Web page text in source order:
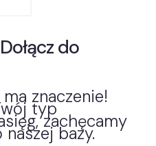
do
znaczenie!
typ
zachęcamy
bazy.